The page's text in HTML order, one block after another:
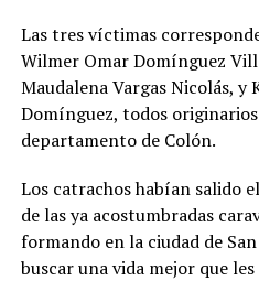
Las tres víctimas
Wilmer Omar Domínguez
Maudalena Vargas Nicolás, y
Domínguez, todos
departamento de Colón.
Los catrachos habían salido
de las ya acostumbradas
formando en la ciudad de
buscar una vida mejor que